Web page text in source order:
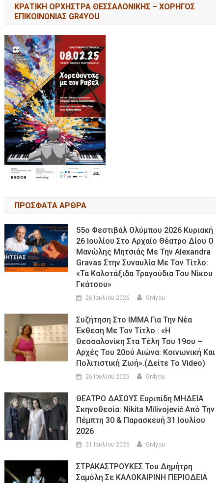
ΚΡΑΤΙΚΗ ΟΡΧΗΣΤΡΑ ΘΕΣΣΑΛΟΝΙΚΗΣ – ΧΟΡΗΓΟΣ
ΕΠΙΚΟΙΝΩΝΙΑΣ GR4YOU
ΠΡΟΣΦΑΤΑ ΑΡΘΡΑ
55ο Φεστιβάλ Ολύμπου 2026 Κυριακή
26 Ιουλίου Στο Αρχαίο Θέατρο Δίου Ο
Μανώλης Μητσιάς Με Την Alexandra
Gravas Στην Συναυλία Με Τον Τίτλο:
«τα Καλοτάξιδα Τραγούδια Του Νίκου
Γκάτσου»
26 Ιουλίου 2026 Gr4you
Συζήτηση Στο ΙΜΜΑ Για Την Νέα
Έκθεση Με Τον Τίτλο : «Η
Θεσσαλονίκη Στα Τέλη Του 19ου –
Αρχές Του 20ού Αιώνα: Κοινωνική Και
Πολιτιστική Ζωή».(Δείτε Το Video)
26 Ιουλίου 2026 Gr4you
ΘΕΑΤΡΟ ΔΑΣΟΥΣ Ευριπίδη ΜΗΔΕΙΑ
Σκηνοθεσία: Nikita Milivojević Από Την
Πέμπτη 30 & Παρασκευή 31 Ιουλίου
2026
21 Ιουλίου 2026 Gr4you
ΣΤΡΑΚΑΣΤΡΟΥΚΕΣ Του Δημήτρη
Σαμόλη Σε ΚΑΛΟΚΑΙΡΙΝΗ ΠΕΡΙΟΔΕΙΑ